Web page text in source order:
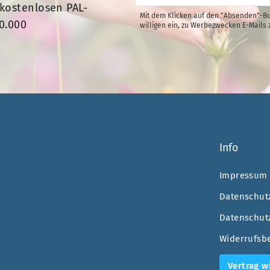
PAL-
unsere
Mailingliste
an.
Mit dem Klicken auf den "Absenden"-
willigen ein, zu Werbezwecken E-Mails
Info
Impressum
Vertrag